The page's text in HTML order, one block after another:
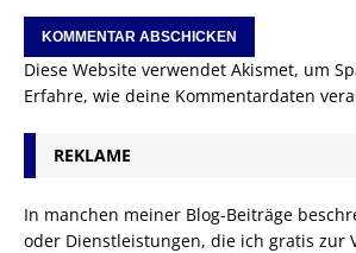
Diese Website verwendet Akismet, um
Erfahre, wie deine Kommentardaten
REKLAME
In manchen meiner Blog-Beiträge
oder Dienstleistungen, die ich gratis zur